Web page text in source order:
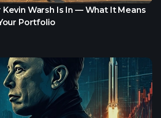
Kevin Warsh Is In — What It Means
Portfolio